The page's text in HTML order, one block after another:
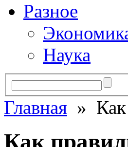
Разное
Наука
Главная » Как
Как